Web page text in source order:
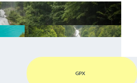
GPX